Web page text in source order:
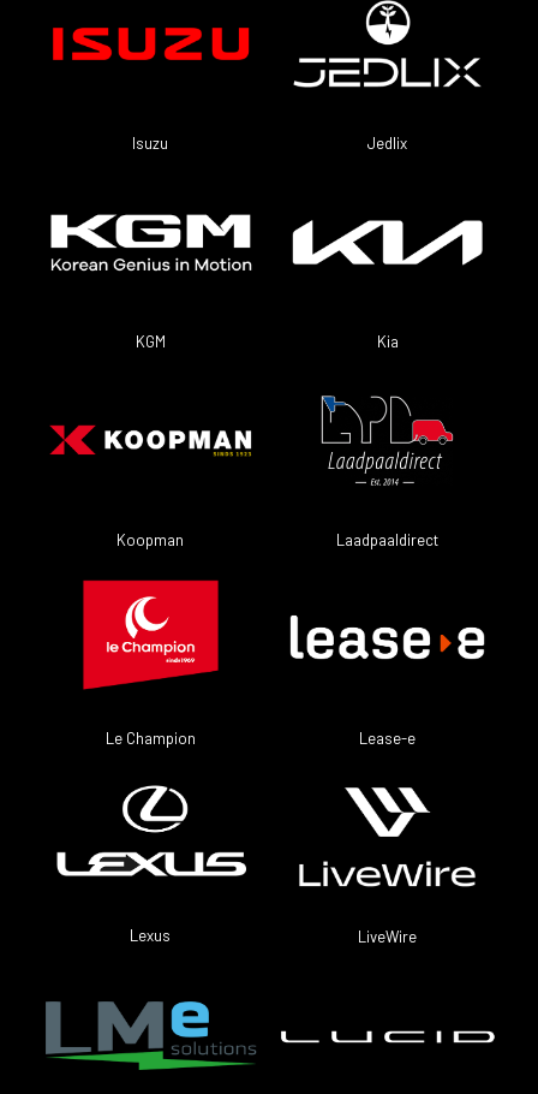
Isuzu Jedlix
KGM Kia
Koopman Laadpaaldirect
Le Champion Lease-e
Lexus LiveWire